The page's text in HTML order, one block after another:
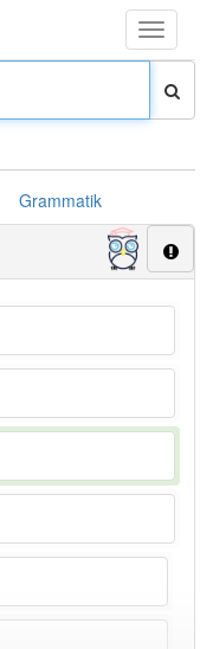
Toggle
Grammatik